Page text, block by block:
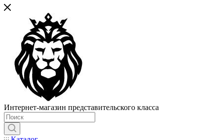
Интернет-магазин представительского класса